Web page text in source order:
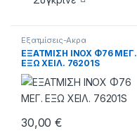
Εξατμίσεις-Ακρα
ΕΞΑΤΜΙΣΗ INOX Φ76 ΜΕΓ.
ΕΞΩ ΧΕΙΛ. 76201S
30,00€